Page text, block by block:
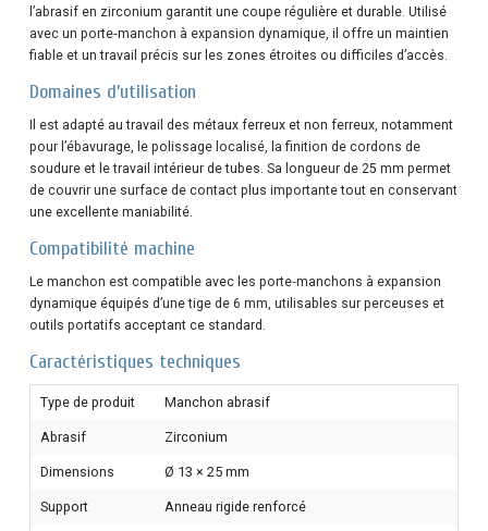
l’abrasif en zirconium garantit une coupe régulière et durable. Utilisé
avec un porte‑manchon à expansion dynamique, il offre un maintien
fiable et un travail précis sur les zones étroites ou difficiles d’accès.
Domaines d’utilisation
Il est adapté au travail des métaux ferreux et non ferreux, notamment
pour l’ébavurage, le polissage localisé, la finition de cordons de
soudure et le travail intérieur de tubes. Sa longueur de 25 mm permet
de couvrir une surface de contact plus importante tout en conservant
une excellente maniabilité.
Compatibilité machine
Le manchon est compatible avec les porte‑manchons à expansion
dynamique équipés d’une tige de 6 mm, utilisables sur perceuses et
outils portatifs acceptant ce standard.
Caractéristiques techniques
Type de produit Manchon abrasif
Abrasif Zirconium
Dimensions Ø 13 × 25 mm
Support Anneau rigide renforcé